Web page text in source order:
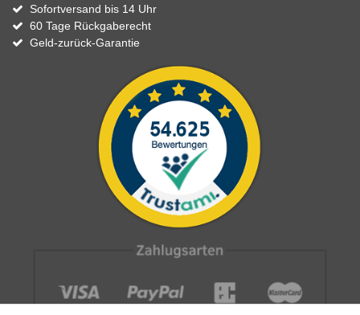
Sofortversand bis 14 Uhr
60 Tage Rückgaberecht
Geld-zurück-Garantie